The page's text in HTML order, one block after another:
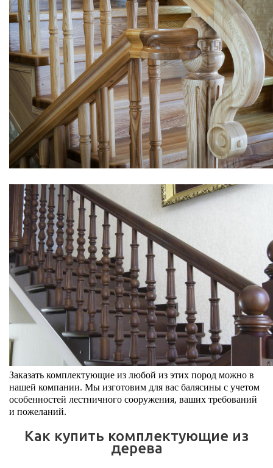
Заказать комплектующие из любой из этих пород можно в
нашей компании. Мы изготовим для вас балясины с учетом
особенностей лестничного сооружения, ваших требований
и пожеланий.
Как купить комплектующие из
дерева